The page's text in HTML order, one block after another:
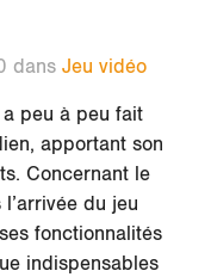
dans Jeu vidéo
peu à peu fait
apportant son
Concernant le
du jeu
fonctionnalités
indispensables